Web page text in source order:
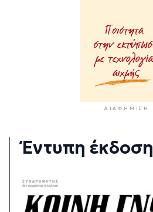
ΔΙΑΦΉΜΙΣΗ
Έντυπη έκδοση